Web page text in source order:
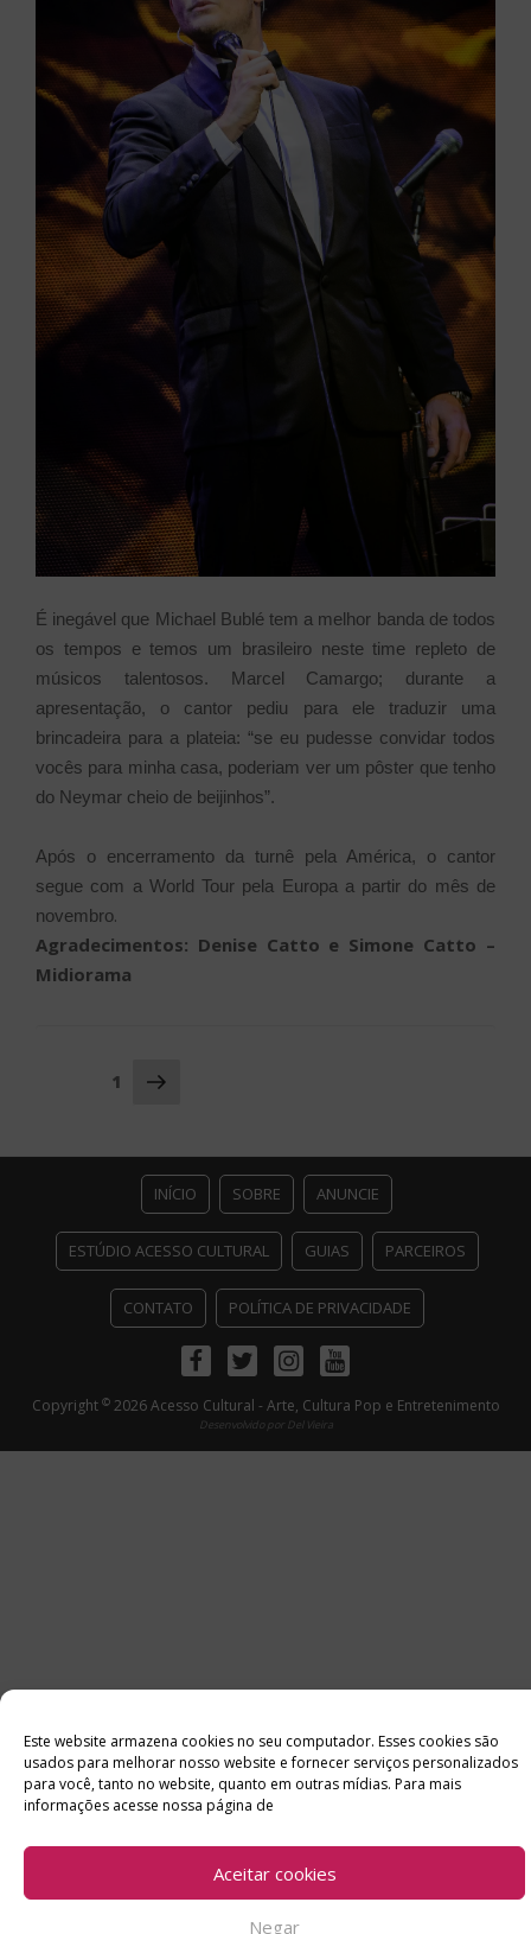
Este website armazena cookies no seu computador. Esses cookies são
usados ​​para melhorar nosso website e fornecer serviços personalizados
para você, tanto no website, quanto em outras mídias. Para mais
informações acesse nossa página de
Aceitar cookies
Negar
É inegável que Michael Bublé tem a melhor banda de todos
os tempos e temos um brasileiro neste time repleto de
músicos talentosos. Marcel Camargo; durante a
apresentação, o cantor pediu para ele traduzir uma
brincadeira para a plateia: “se eu pudesse convidar todos
vocês para minha casa, poderiam ver um pôster que tenho
do Neymar cheio de beijinhos”.
Após o encerramento da turnê pela América, o cantor
segue com a World Tour pela Europa a partir do mês de
novembro.
Agradecimentos: Denise Catto e Simone Catto –
Midiorama
Navegação
1 Próxima
INÍCIO SOBRE ANUNCIE
ESTÚDIO ACESSO CULTURAL GUIAS PARCEIROS
CONTATO POLÍTICA DE PRIVACIDADE
FacebookTwitterInstagramYoutube
Copyright ©2026 Acesso Cultural - Arte, Cultura Pop e Entretenimento
Desenvolvido por Del Vieira